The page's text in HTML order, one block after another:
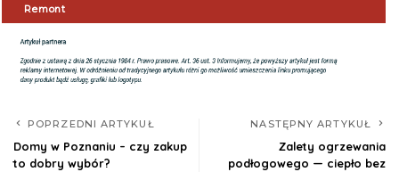
Remont
POPRZEDNI ARTYKUŁ
Domy w Poznaniu – czy zakup
to dobry wybór?
NASTĘPNY ARTYKUŁ
Zalety ogrzewania
podłogowego — ciepło bez